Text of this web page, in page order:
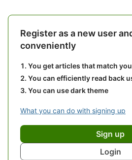
Register as a new user
conveniently
You get articles that match
You can efficiently read back
You can use dark theme
What you can do with signing up
Sign up
Login